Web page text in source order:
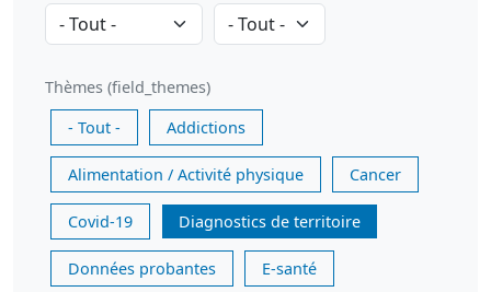
Thèmes (field_themes)
- Tout -
Addictions
Alimentation / Activité physique Cancer
Covid-19 Diagnostics de territoire
Données probantes E-santé